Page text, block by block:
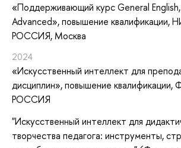
«Поддерживающий курс General English,
Advanced», повышение квалификации,
РОССИЯ, Москва
2024
«Искусственный интеллект для
дисциплин», повышение квалификации,
РОССИЯ
"Искусственный интеллект для
творчества педагога: инструменты,